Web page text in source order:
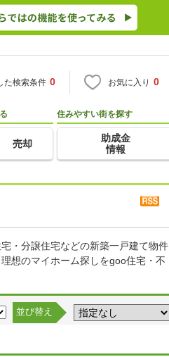
た検索条件 0 お気に入り 0
売却
住みやすい街を探す
助成金
情報
・分譲住宅などの新築一戸建て物件
想のマイホーム探しをgoo住宅・不
並び替え